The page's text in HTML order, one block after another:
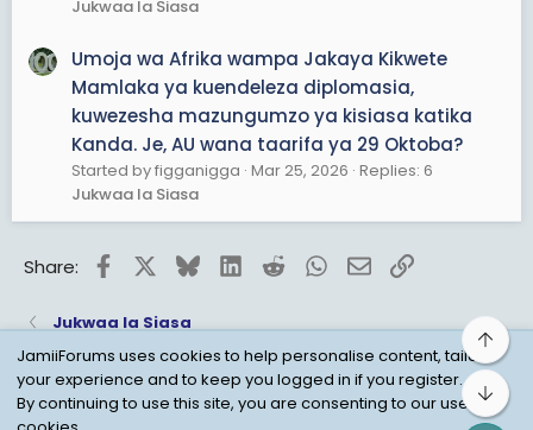
Jukwaa la Siasa
Umoja wa Afrika wampa Jakaya Kikwete
Mamlaka ya kuendeleza diplomasia,
kuwezesha mazungumzo ya kisiasa katika
Kanda. Je, AU wana taarifa ya 29 Oktoba?
Started by figganigga Mar 25, 2026 Replies: 6
Jukwaa la Siasa
Share: FacebookBlueskyLinkedInRedditWhatsApp
EmailLink
Jukwaa la Siasa
Child Protection Policy
Personal Data Protection
JamiiForums uses cookies to help personalise content, tailor
your experience and to keep you logged in if you register.
By continuing to use this site, you are consenting to our use of
Top